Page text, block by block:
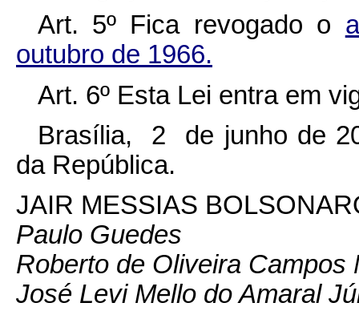
Art. 5º Fica revogado o
outubro de 1966.
Art. 6º Esta Lei entra em
Brasília, 2 de junho de
da República.
JAIR MESSIAS
Paulo Guedes
Roberto de Oliveira Campos
José Levi Mello do Amaral